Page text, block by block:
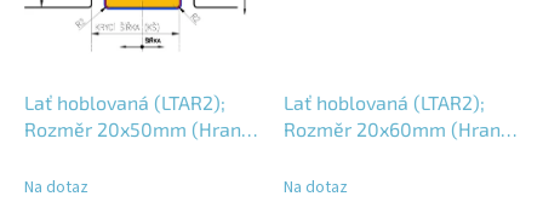
Lať hoblovaná (LTAR2);
Rozměr 20x50mm (Hrana
(JMD); Vlhkost 16±3%;
Na dotaz
Lať hoblovaná (LTAR2);
Rozměr 20x60mm (Hrana
(JMD); Vlhkost 16±3%;
Na dotaz